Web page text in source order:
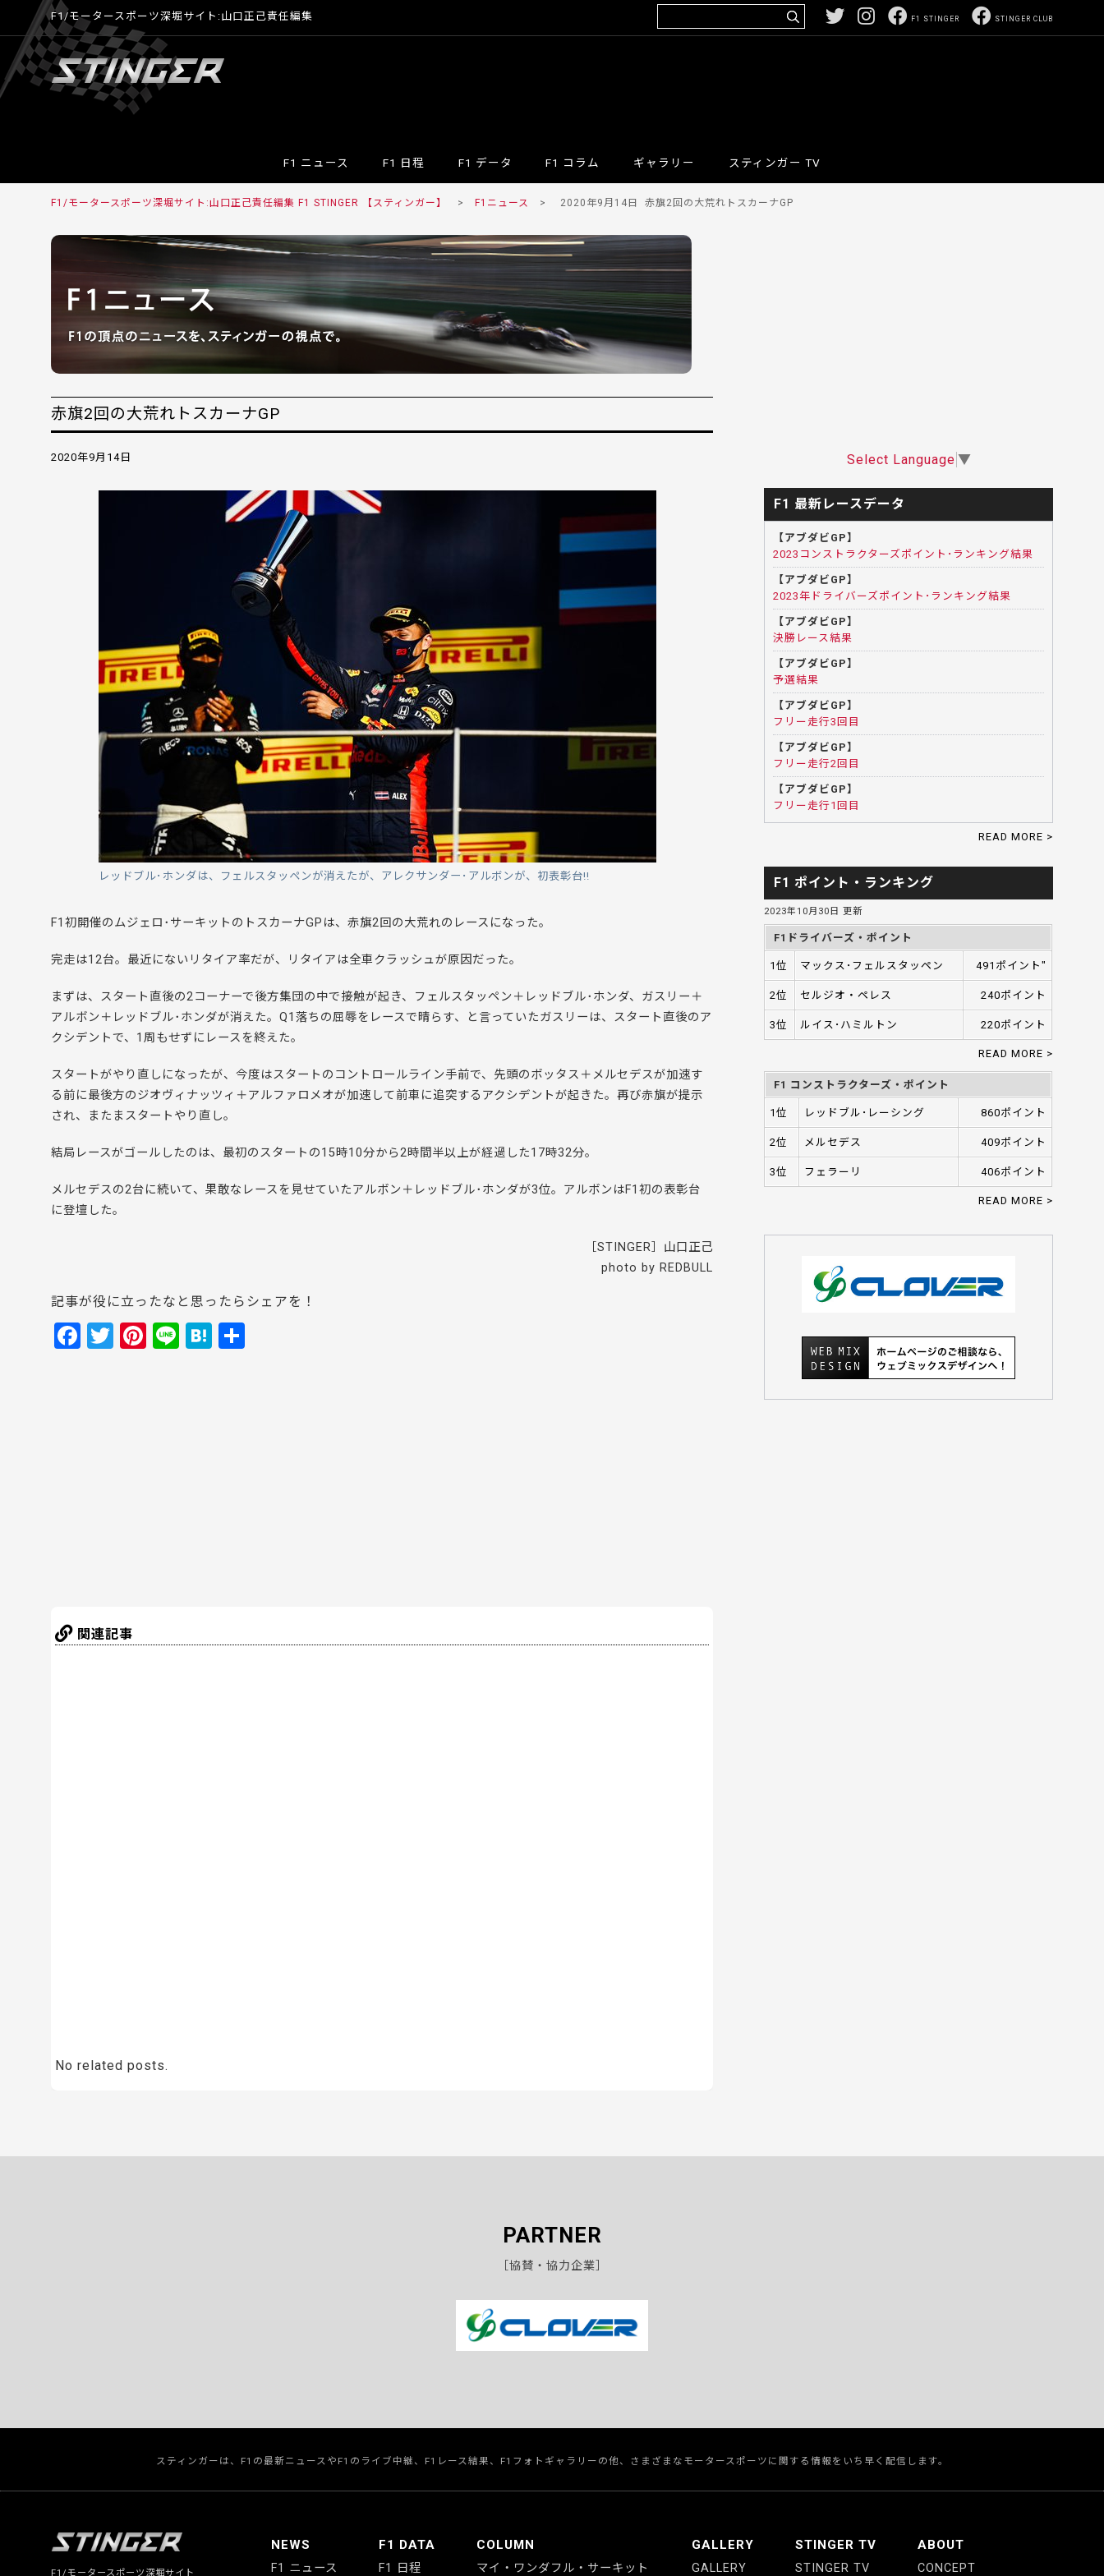
F1/モータースポーツ深堀サイト:山口正己責任編集 STINGER CLUB
F1 STINGER
F1 ニュース F1 日程 F1 データ F1 コラム ギャラリー スティンガー TV
F1/モータースポーツ深堀サイト:山口正己責任編集 F1 STINGER 【スティンガー】 > F1ニュース > 2020年9月14日 赤旗2回の大荒れトスカーナGP
赤旗2回の大荒れトスカーナGP
2020年9月14日
レッドブル･ホンダは、フェルスタッペンが消えたが、アレクサンダー･アルボンが、初表彰台!!
F1初開催のムジェロ･サーキットのトスカーナGPは、赤旗2回の大荒れのレースになった。
完走は12台。最近にないリタイア率だが、リタイアは全車クラッシュが原因だった。
まずは、スタート直後の2コーナーで後方集団の中で接触が起き、フェルスタッペン＋レッドブル･ホンダ、ガスリー＋
アルボン＋レッドブル･ホンダが消えた。Q1落ちの屈辱をレースで晴らす、と言っていたガスリーは、スタート直後のア
クシデントで、1周もせずにレースを終えた。
スタートがやり直しになったが、今度はスタートのコントロールライン手前で、先頭のボッタス＋メルセデスが加速す
る前に最後方のジオヴィナッツィ＋アルファロメオが加速して前車に追突するアクシデントが起きた。再び赤旗が提示
され、またまスタートやり直し。
結局レースがゴールしたのは、最初のスタートの15時10分から2時間半以上が経過した17時32分。
メルセデスの2台に続いて、果敢なレースを見せていたアルボン＋レッドブル･ホンダが3位。アルボンはF1初の表彰台
に登壇した。
［STINGER］山口正己
photo by REDBULL
記事が役に立ったなと思ったらシェアを！
F
T
Pi Li H
関連記事
No related posts.
Select Language ▼
F1 最新レースデータ
【アブダビGP】
2023コンストラクターズポイント･ランキング結果
【アブダビGP】
2023年ドライバーズポイント･ランキング結果
【アブダビGP】
決勝レース結果
【アブダビGP】
予選結果
【アブダビGP】
フリー走行3回目
【アブダビGP】
フリー走行2回目
【アブダビGP】
フリー走行1回目
READ MORE >
F1 ポイント・ランキング
2023年10月30日 更新
F1ドライバーズ・ポイント
1位 マックス･フェルスタッペン 491ポイント"
2位 セルジオ・ペレス 240ポイント
3位 ルイス･ハミルトン 220ポイント
READ MORE >
F1 コンストラクターズ・ポイント
1位 レッドブル･レーシング 860ポイント
2位 メルセデス 409ポイント
3位 フェラーリ 406ポイント
READ MORE >
PARTNER
［協賛・協力企業］
スティンガーは、F1の最新ニュースやF1のライブ中継、F1レース結果、F1フォトギャラリーの他、さまざまなモータースポーツに関する情報をいち早く配信します。
F1/モータースポーツ深堀サイト
NEWS
F1 ニュース
F1 DATA
F1 日程
COLUMN
マイ・ワンダフル・サーキット
GALLERY
GALLERY
STINGER TV
STINGER TV
ABOUT
CONCEPT